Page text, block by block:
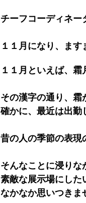
チーフコーディネ
１１月になり、ます
１１月といえば、霜
その漢字の通り、霜
確かに、最近は出勤
昔の人の季節の表
そんなことに浸りな
素敵な展示場にした
なかなか思いつき